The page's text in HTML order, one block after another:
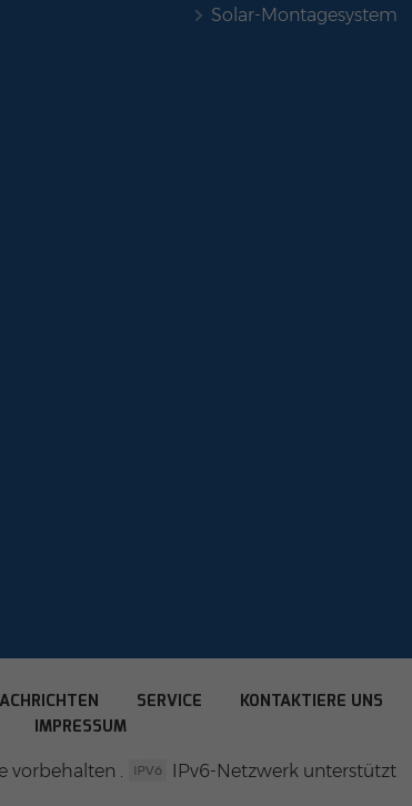
Solar-Montagesystem
SERVICE KONTAKTIERE UNS
IMPRESSUM
vorbehalten . IPv6-Netzwerk unterstützt